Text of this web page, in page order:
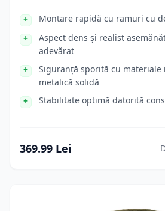
Montare rapidă cu ramuri cu
Aspect dens și realist
adevărat
Siguranță sporită cu materiale
metalică solidă
Stabilitate optimă datorită
369.99 Lei